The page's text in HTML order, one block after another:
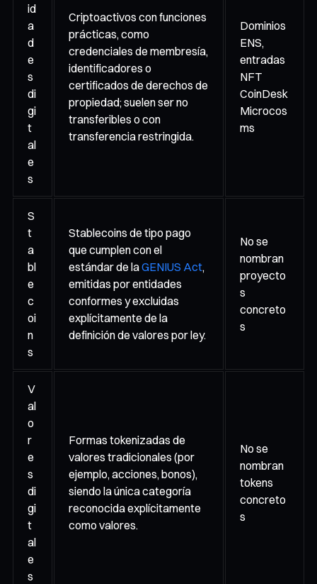
id
a
d
e
s
di
gi
t
al
e
s
Criptoactivos con funciones
prácticas, como
credenciales de membresía,
identificadores o
certificados de derechos de
propiedad; suelen ser no
transferibles o con
transferencia restringida.
Dominios
ENS,
entradas
NFT
CoinDesk
Microcos
ms
S
t
a
bl
e
c
oi
n
s
Stablecoins de tipo pago
que cumplen con el
estándar de laGENIUS Act,
emitidas por entidades
conformes y excluidas
explícitamente de la
definición de valores por ley.
No se
nombran
proyecto
s
concreto
s
V
al
o
r
e
s
di
gi
t
al
e
s
Formas tokenizadas de
valores tradicionales (por
ejemplo, acciones, bonos),
siendo la única categoría
reconocida explícitamente
como valores.
No se
nombran
tokens
concreto
s